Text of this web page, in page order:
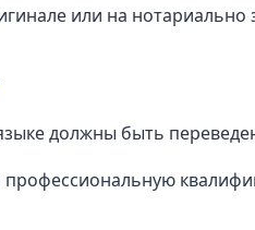
или на
должны быть